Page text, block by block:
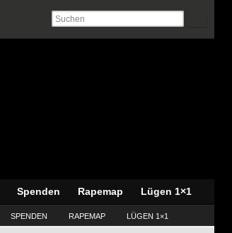
Spenden Rapemap Lügen 1×1
SPENDEN RAPEMAP LÜGEN 1×1